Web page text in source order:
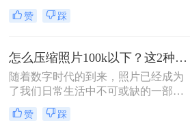
而，有时候我们拍摄的照片过大，占
用了大量的存储空间，或者不符合某
片进行压缩。怎么把电子照片缩小到
100k以下呢？下面将介绍几种常用的
方法。
赞 踩
怎么压缩照片100k以下？这2种图片压缩方法画质无损！
随着数字时代的到来，照片已经成为
了我们日常生活中不可或缺的一部
分。然而，有时候我们拍摄的照片过
大，占用了大量的存储空间，或者不
赞 踩